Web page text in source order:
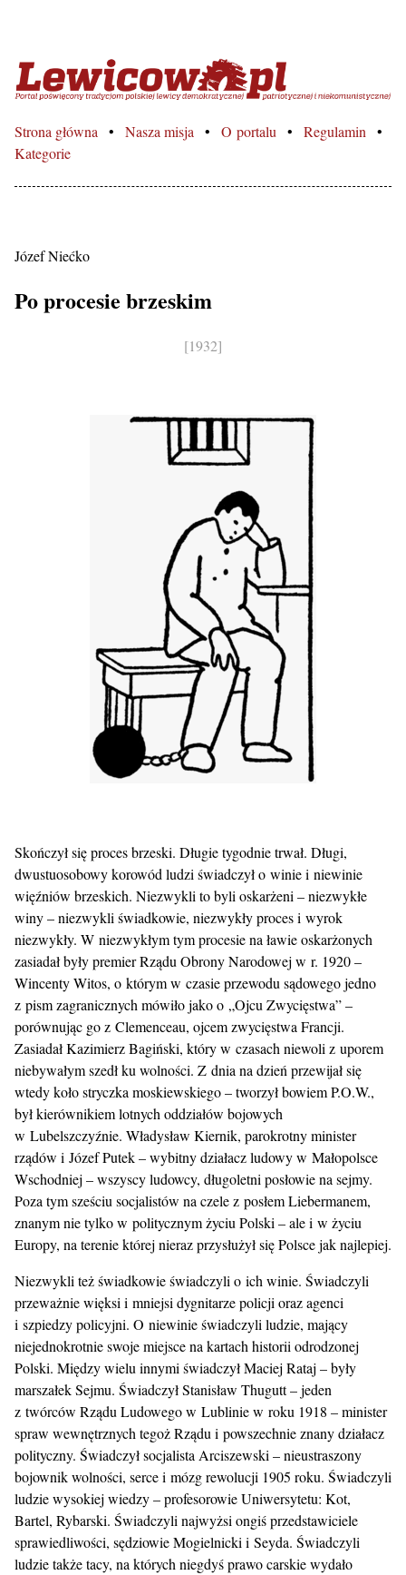
Lewicowo.pl – Portal
Strona główna Nasza misja O portalu
Regulamin
Kategorie
Józef Niećko
Po procesie brzeskim
[1932]
Skończył się proces brzeski. Długie tygodnie trwał. Długi,
dwustuosobowy korowód ludzi świadczył o winie i niewinie
więźniów brzeskich. Niezwykli to byli oskarżeni – niezwykłe
winy – niezwykli świadkowie, niezwykły proces i wyrok
niezwykły. W niezwykłym tym procesie na ławie oskarżonych
zasiadał były premier Rządu Obrony Narodowej w r. 1920 –
Wincenty Witos, o którym w czasie przewodu sądowego jedno
z pism zagranicznych mówiło jako o „Ojcu Zwycięstwa” –
porównując go z Clemenceau, ojcem zwycięstwa Francji.
Zasiadał Kazimierz Bagiński, który w czasach niewoli z uporem
niebywałym szedł ku wolności. Z dnia na dzień przewijał się
wtedy koło stryczka moskiewskiego – tworzył bowiem P.O.W.,
był kierównikiem lotnych oddziałów bojowych
w Lubelszczyźnie. Władysław Kiernik, parokrotny minister
rządów i Józef Putek – wybitny działacz ludowy w Małopolsce
Wschodniej – wszyscy ludowcy, długoletni posłowie na sejmy.
Poza tym sześciu socjalistów na czele z posłem Liebermanem,
znanym nie tylko w politycznym życiu Polski – ale i w życiu
Europy, na terenie której nieraz przysłużył się Polsce jak najlepiej.
Niezwykli też świadkowie świadczyli o ich winie. Świadczyli
przeważnie więksi i mniejsi dygnitarze policji oraz agenci
i szpiedzy policyjni. O niewinie świadczyli ludzie, mający
niejednokrotnie swoje miejsce na kartach historii odrodzonej
Polski. Między wielu innymi świadczył Maciej Rataj – były
marszałek Sejmu. Świadczył Stanisław Thugutt – jeden
z twórców Rządu Ludowego w Lublinie w roku 1918 – minister
spraw wewnętrznych tegoż Rządu i powszechnie znany działacz
polityczny. Świadczył socjalista Arciszewski – nieustraszony
bojownik wolności, serce i mózg rewolucji 1905 roku. Świadczyli
ludzie wysokiej wiedzy – profesorowie Uniwersytetu: Kot,
Bartel, Rybarski. Świadczyli najwyżsi ongiś przedstawiciele
sprawiedliwości, sędziowie Mogielnicki i Seyda. Świadczyli
ludzie także tacy, na których niegdyś prawo carskie wydało